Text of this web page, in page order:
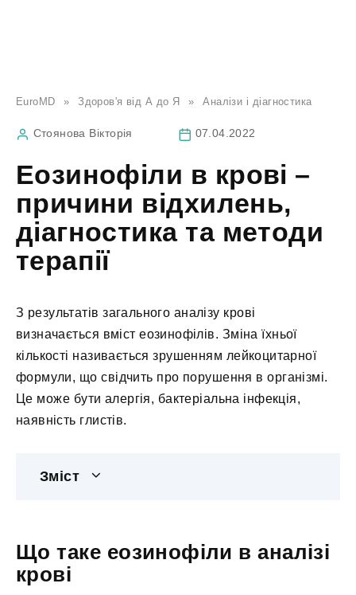
EuroMD » Здоров'я від А до Я » Аналізи і діагностика
Стоянова Вікторія 07.04.2022
Еозинофіли в крові –
причини відхилень,
діагностика та методи
терапії
З результатів загального аналізу крові
визначається вміст еозинофілів. Зміна їхньої
кількості називається зрушенням лейкоцитарної
формули, що свідчить про порушення в організмі.
Це може бути алергія, бактеріальна інфекція,
наявність глистів.
Зміст
Що таке еозинофіли в аналізі
крові